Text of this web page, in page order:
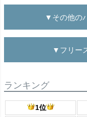
▼その他の
▼フリー
ランキング
1位